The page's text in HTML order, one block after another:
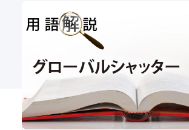
用語解説｜グローバルシャッター
#グローバルシャッター